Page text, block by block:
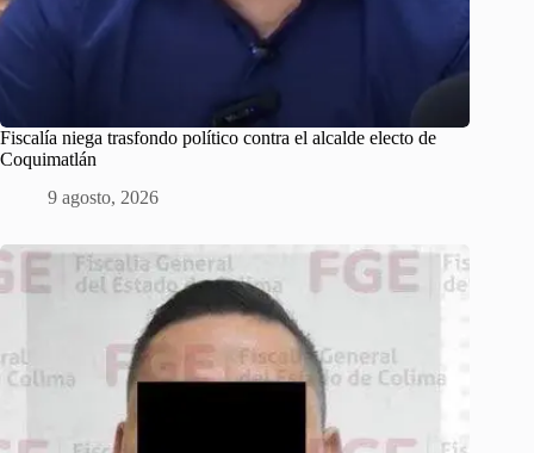
Fiscalía niega trasfondo político contra el alcalde electo de
Coquimatlán
9 agosto, 2026